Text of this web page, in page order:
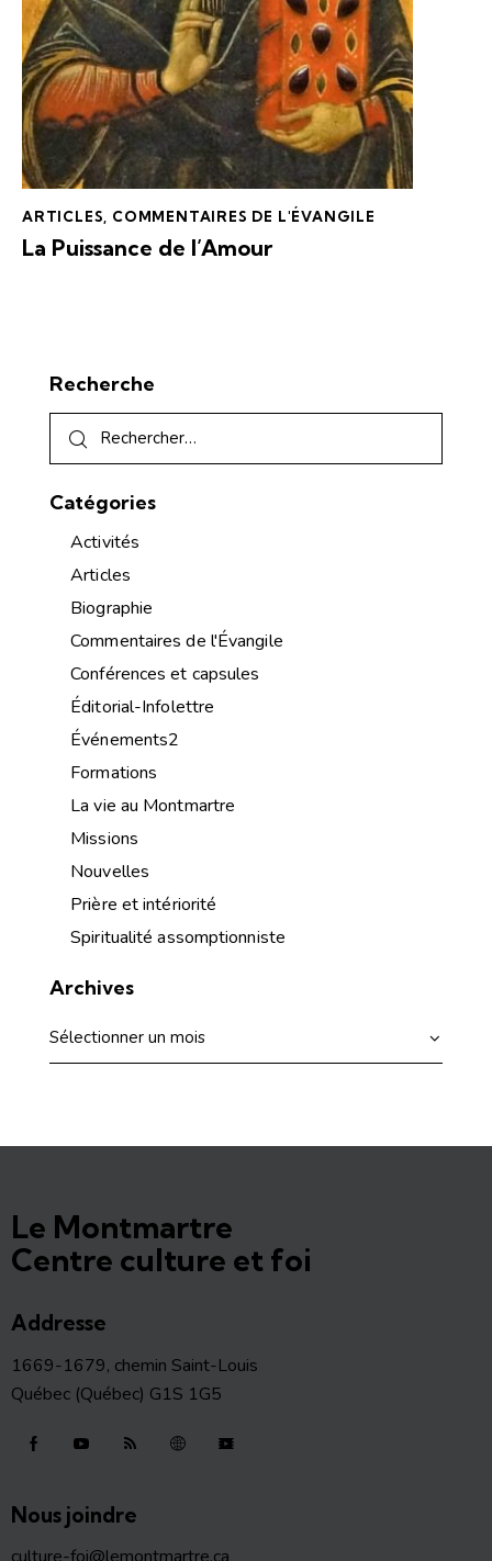
ARTICLES COMMENTAIRES DE L'ÉVANGILE
La Puissance de l’Amour
Recherche
Catégories
Activités
Articles
Biographie
Commentaires de l'Évangile
Conférences et capsules
Éditorial-Infolettre
Événements2
Formations
La vie au Montmartre
Missions
Nouvelles
Prière et intériorité
Spiritualité assomptionniste
Archives
Le Montmartre
Centre culture et foi
Addresse
1669-1679, chemin Saint-Louis
Québec (Québec) G1S 1G5
Nous joindre